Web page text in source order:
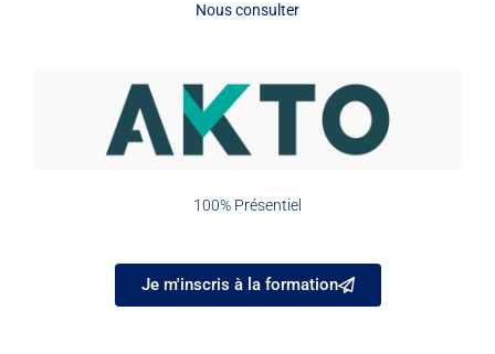
Nous consulter
100% Présentiel
Je m'inscris à la formation